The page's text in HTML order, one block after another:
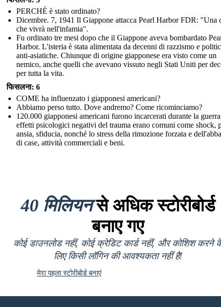
PERCHÉ è stato ordinato?
Dicembre. 7, 1941 Il Giappone attacca Pearl Harbor FDR: "Una
che vivrà nell'infamia".
Fu ordinato tre mesi dopo che il Giappone aveva bombardato
Harbor. L'isteria è stata alimentata da decenni di razzismo e
anti-asiatiche. Chiunque di origine giapponese era visto come un
nemico, anche quelli che avevano vissuto negli Stati Uniti per
per tutta la vita.
फिसलना: 6
COME ha influenzato i giapponesi americani?
Abbiamo perso tutto. Dove andremo? Come ricominciamo?
120.000 giapponesi americani furono incarcerati durante la
effetti psicologici negativi del trauma erano comuni come shock,
ansia, sfiducia, nonché lo stress della rimozione forzata e
di case, attività commerciali e beni.
40 मिलियनसे अधिक स्टोरीबोर्ड
बनाए गए
कोई डाउनलोड नहीं, कोई क्रेडिट कार्ड नहीं, और कोशिश करने
लिए किसी लॉगिन की आवश्यकता नहीं है!
मेरा पहला स्टोरीबोर्ड बनाएं